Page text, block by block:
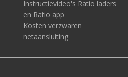
Instructievideo's Ratio laders
en Ratio app
Kosten verzwaren
netaansluiting